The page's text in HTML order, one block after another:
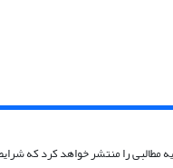
را منتشر خواهد کرد که